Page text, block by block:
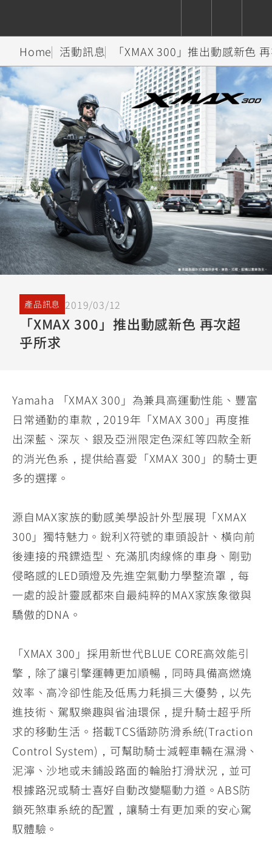
依風格 依排氣量
Super
Sport
Hyper
Naked
Sport
Heritage
YZF-R9
550+
YZF-R7
550+
251~549
YZF-R15
MT-
09
Y-
AMT
550+
MT-
09
550+
MT-
Y-
AMT
550+
MT-
03
251~549
15
150
XSR
700
550+
XSR
155
150
FZ-X
150
依風格 依排氣量
Premium Sport FashionAdventure Family
TMAX
550+
XMAX
251~549
150
AUGUR
CYGNUS
XR
150
CYGNUS
X
125
FORCE
2.0
RS NEO
125
Limi
125
Vinoora
125
BW'S
125
PW50
50
AXIS
Z /
Zii
125
JOG
125
CUXiE
2.5 kw
追蹤愛車
我的愛車 瀏覽紀錄
Home 活動訊息 「XMAX 300」推出動感新色
產品訊息 2019/03/12
「XMAX 300」推出動感新色 再次超
乎所求
Yamaha 「XMAX 300」為兼具高運動性能、豐富
日常通勤的車款，2019年「XMAX 300」再度推
出深藍、深灰、銀及亞洲限定色深紅等四款全新
的消光色系，提供給喜愛「XMAX 300」的騎士更
多的選擇。
源自MAX家族的動感美學設計外型展現「XMAX
300」獨特魅力。銳利X符號的車頭設計、橫向前
後連接的飛鏢造型、充滿肌肉線條的車身、剛勁
侵略感的LED頭燈及先進空氣動力學整流罩，每
一處的設計靈感都來自最純粹的MAX家族象徵與
驕傲的DNA。
「XMAX 300」採用新世代BLUE CORE高效能引
擎，除了讓引擎運轉更加順暢，同時具備高燃燒
效率、高冷卻性能及低馬力耗損三大優勢，以先
進技術、駕馭樂趣與省油環保，提升騎士超乎所
求的移動生活。搭載TCS循跡防滑系統(Traction
Control System)，可幫助騎士減輕車輛在濕滑、
泥濘、沙地或未鋪設路面的輪胎打滑狀況，並可
根據路況或騎士喜好自動改變驅動力道。ABS防
鎖死煞車系統的配置，讓騎士有更加乘的安心駕
馭體驗。